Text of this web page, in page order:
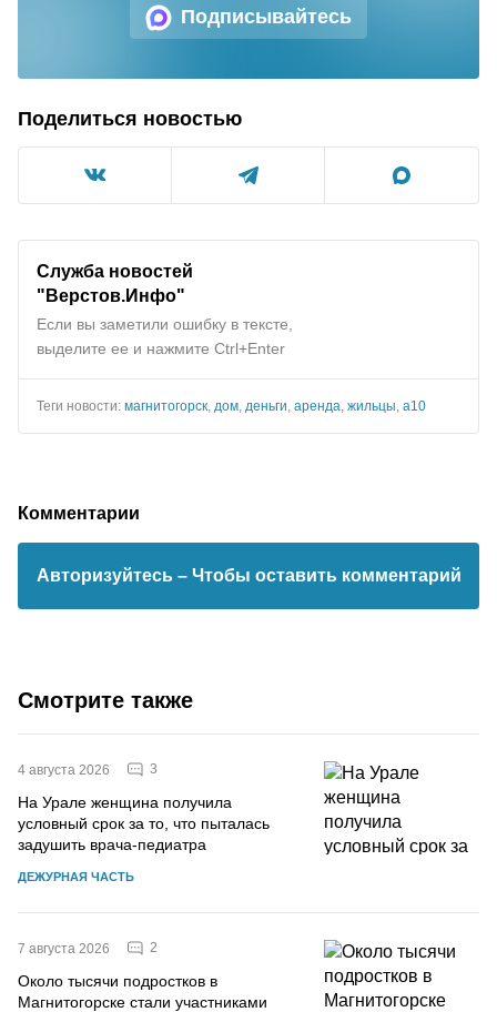
Подписывайтесь
Поделиться новостью
Служба новостей
"Верстов.Инфо"
Если вы заметили ошибку в тексте,
выделите ее и нажмите Ctrl+Enter
Теги новости: магнитогорск дом деньги аренда жильцы а10
Комментарии
Авторизуйтесь – Чтобы оставить комментарий
Смотрите также
4 августа 2026 3
На Урале женщина получила
условный срок за то, что пыталась
задушить врача-педиатра
ДЕЖУРНАЯ ЧАСТЬ
7 августа 2026 2
Около тысячи подростков в
Магнитогорске стали участниками